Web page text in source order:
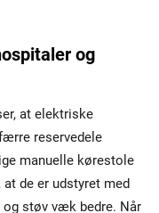
og
at elektriske
reservedele
manuelle kørestole
de er udstyret med
støv væk bedre. Når